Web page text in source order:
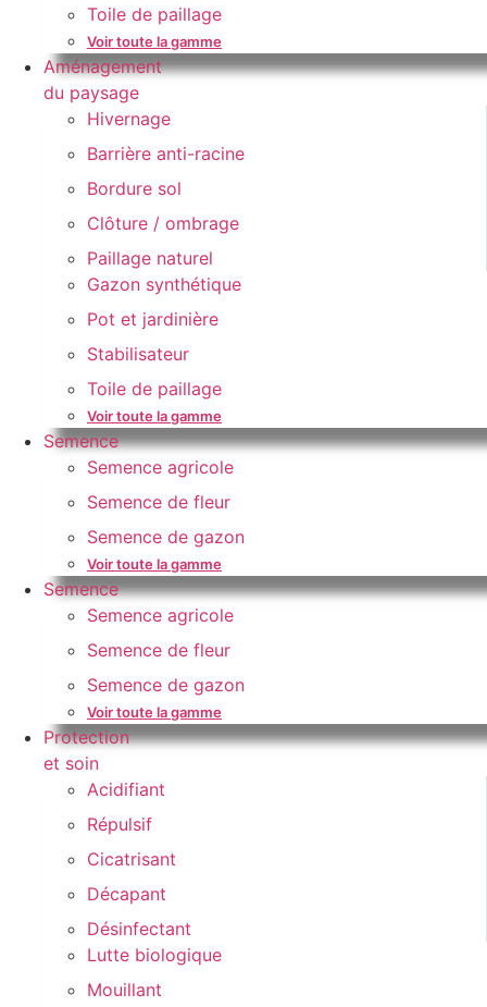
Toile de paillage
Voir toute la gamme
Aménagement
du paysage
Hivernage
Barrière anti-racine
Bordure sol
Clôture / ombrage
Paillage naturel
Gazon synthétique
Pot et jardinière
Stabilisateur
Toile de paillage
Voir toute la gamme
Semence
Semence agricole
Semence de fleur
Semence de gazon
Voir toute la gamme
Semence
Semence agricole
Semence de fleur
Semence de gazon
Voir toute la gamme
Protection
et soin
Acidifiant
Répulsif
Cicatrisant
Décapant
Désinfectant
Lutte biologique
Mouillant